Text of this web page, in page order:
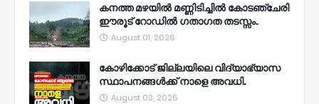
കനത്ത മഴയിൽ മണ്ണിടിച്ചിൽ കോടഞ്ചേരി
ഈരൂട് റോഡിൽ ഗതാഗത തടസ്സം.
August 01, 2026
കോഴിക്കോട് ജില്ലയിലെ വിദ്യാഭ്യാസ
സ്ഥാപനങ്ങൾക്ക് നാളെ അവധി.
August 03, 2026